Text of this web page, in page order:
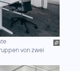
von zwei